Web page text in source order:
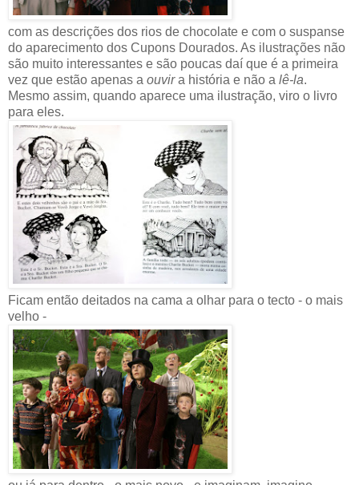
com as descrições dos rios de chocolate e com o suspanse
do aparecimento dos Cupons Dourados. As ilustrações não
são muito interessantes e são poucas daí que é a primeira
vez que estão apenas a ouvira história e não a lê-la.
Mesmo assim, quando aparece uma ilustração, viro o livro
para eles.
Ficam então deitados na cama a olhar para o tecto - o mais
velho -